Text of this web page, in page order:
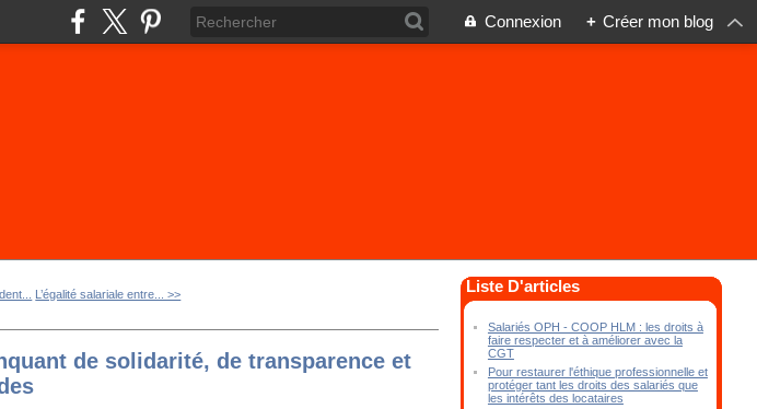
Connexion + Créer mon blog
L’égalité salariale entre... >>
de solidarité, de transparence et
Liste D'articles
Salariés OPH - COOP HLM : les droits à
faire respecter et à améliorer avec la
CGT
Pour restaurer l'éthique professionnelle et
protéger tant les droits des salariés que
les intérêts des locataires